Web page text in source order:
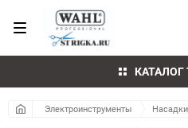
Электроинструменты Насадки